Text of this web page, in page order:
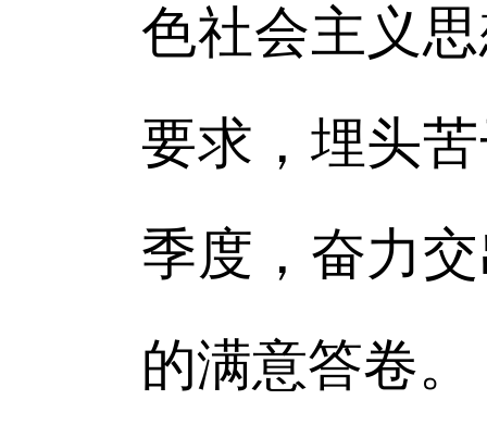
色社会主义
要求，埋头
季度，奋力
的满意答卷。